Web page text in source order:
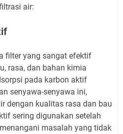
air:
filter yang sangat efektif
rasa, dan bahan kimia
pada karbon aktif
senyawa-senyawa ini,
dengan kualitas rasa dan bau
sering digunakan setelah
masalah yang tidak